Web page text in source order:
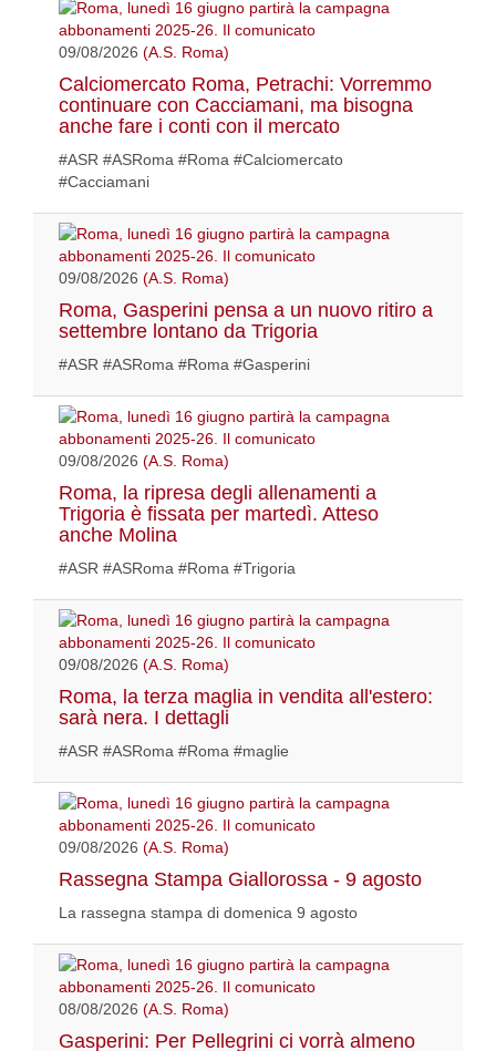
09/08/2026 (A.S. Roma)
Calciomercato Roma, Petrachi: Vorremmo
continuare con Cacciamani, ma bisogna
anche fare i conti con il mercato
#ASR #ASRoma #Roma #Calciomercato
#Cacciamani
09/08/2026 (A.S. Roma)
Roma, Gasperini pensa a un nuovo ritiro a
settembre lontano da Trigoria
#ASR #ASRoma #Roma #Gasperini
09/08/2026 (A.S. Roma)
Roma, la ripresa degli allenamenti a
Trigoria è fissata per martedì. Atteso
anche Molina
#ASR #ASRoma #Roma #Trigoria
09/08/2026 (A.S. Roma)
Roma, la terza maglia in vendita all'estero:
sarà nera. I dettagli
#ASR #ASRoma #Roma #maglie
09/08/2026 (A.S. Roma)
Rassegna Stampa Giallorossa - 9 agosto
La rassegna stampa di domenica 9 agosto
08/08/2026 (A.S. Roma)
Gasperini: Per Pellegrini ci vorrà almeno